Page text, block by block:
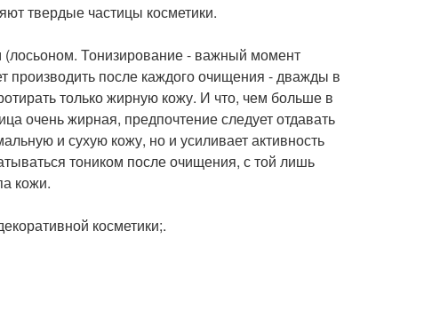
твердые частицы косметики.
(лосьоном. Тонизирование - важный момент
производить после каждого очищения - дважды в
только жирную кожу. И что, чем больше в
очень жирная, предпочтение следует отдавать
и сухую кожу, но и усиливает активность
тоником после очищения, с той лишь
кожи.
косметики;.